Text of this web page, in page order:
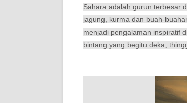
Sahara adalah gurun terbesar
jagung, kurma dan buah-
menjadi pengalaman inspiratif
bintang yang begitu deka,